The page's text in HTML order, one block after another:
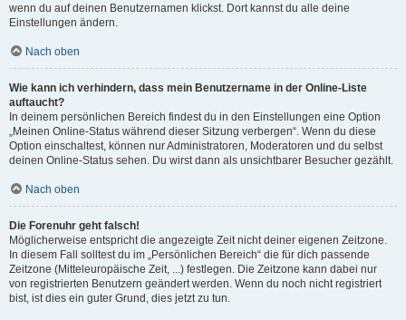
wenn du auf deinen Benutzernamen klickst. Dort kannst du alle deine
Einstellungen ändern.
Nach oben
Wie kann ich verhindern, dass mein Benutzername in der Online-Liste
auftaucht?
In deinem persönlichen Bereich findest du in den Einstellungen eine Option
„Meinen Online-Status während dieser Sitzung verbergen“. Wenn du diese
Option einschaltest, können nur Administratoren, Moderatoren und du selbst
deinen Online-Status sehen. Du wirst dann als unsichtbarer Besucher gezählt.
Nach oben
Die Forenuhr geht falsch!
Möglicherweise entspricht die angezeigte Zeit nicht deiner eigenen Zeitzone.
In diesem Fall solltest du im „Persönlichen Bereich“ die für dich passende
Zeitzone (Mitteleuropäische Zeit, ...) festlegen. Die Zeitzone kann dabei nur
von registrierten Benutzern geändert werden. Wenn du noch nicht registriert
bist, ist dies ein guter Grund, dies jetzt zu tun.